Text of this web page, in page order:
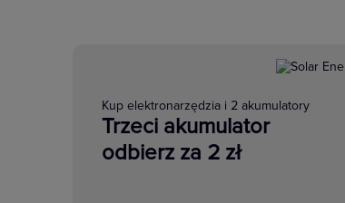
Kup elektronarzędzia i 2 akumulatory
Trzeci akumulator
odbierz za 2 zł